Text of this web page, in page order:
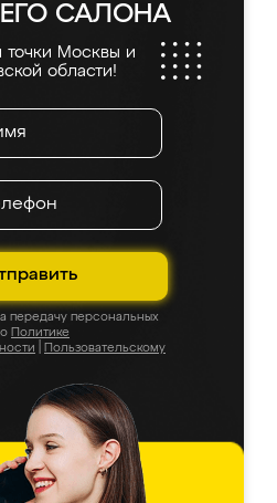
САЛОНА
точки Москвы и
области!
передачу персональных
Политике
Пользовательскому